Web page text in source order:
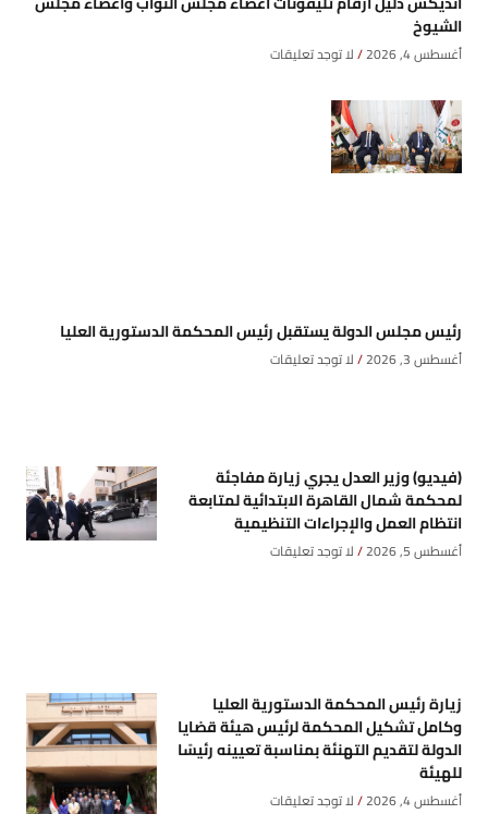
الشيوخ
أغسطس 4, 2026 لا توجد تعليقات
رئيس مجلس الدولة يستقبل رئيس المحكمة الدستورية العليا
أغسطس 3, 2026 لا توجد تعليقات
(فيديو) وزير العدل يجري زيارة مفاجئة
لمحكمة شمال القاهرة الابتدائية لمتابعة
انتظام العمل والإجراءات التنظيمية
أغسطس 5, 2026 لا توجد تعليقات
زيارة رئيس المحكمة الدستورية العليا
وكامل تشكيل المحكمة لرئيس هيئة قضايا
الدولة لتقديم التهنئة بمناسبة تعيينه رئيسًا
للهيئة
أغسطس 4, 2026 لا توجد تعليقات